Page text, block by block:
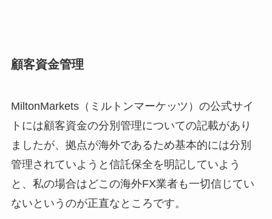
顧客資金管理
MiltonMarkets（ミルトンマーケッツ）の公式サイ
トには顧客資金の分別管理についての記載があり
ましたが、拠点が海外であるため基本的には分別
管理されていようと信託保全を明記していよう
と、私の場合はどこの海外FX業者も一切信じてい
ないというのが正直なところです。